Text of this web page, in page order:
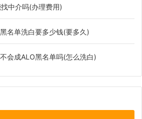
中介吗(办理费用)
名单洗白要多少钱(要多久)
会成ALO黑名单吗(怎么洗白)